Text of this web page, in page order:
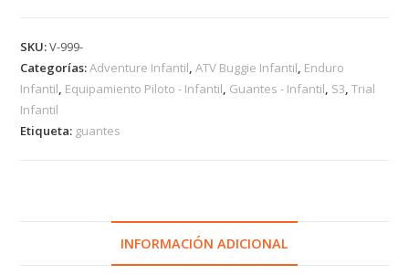
SKU:V-999-
Categorías:Adventure Infantil,ATV Buggie Infantil, Enduro
Infantil, Equipamiento Piloto - Infantil, Guantes - Infantil, S3,Trial
Infantil
Etiqueta: guantes
INFORMACIÓN ADICIONAL